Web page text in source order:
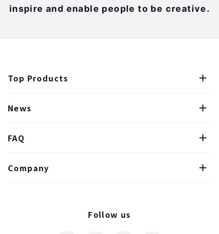
inspire and enable people to be creative.
Top Products
News
FAQ
Company
Follow us